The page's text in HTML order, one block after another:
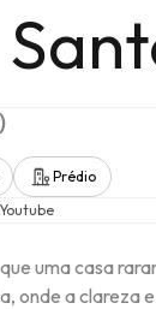
)
Prédio
Youtube
uma casa
onde a